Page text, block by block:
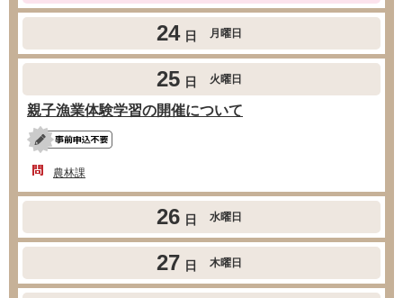
24 日 月曜日
25 日 火曜日
親子漁業体験学習の開催について
農林課
26 日 水曜日
27 日 木曜日